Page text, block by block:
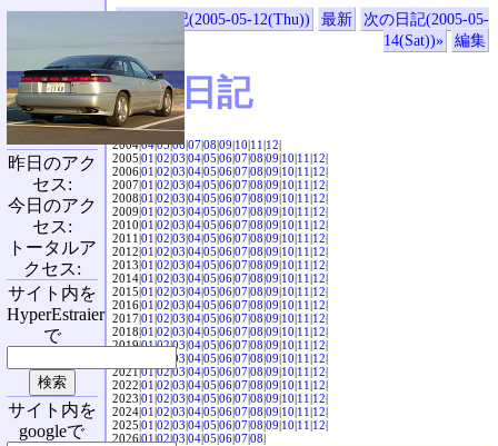
«前の日記(2005-05-12(Thu)) 最新
次の日記(2005-05-
14(Sat))»
編集
SVX日記
2004|04|05|06|07|08|09|10|11|12|
2005|01|02|03|04|05|06|07|08|09|10|11|12|
2006|01|02|03|04|05|06|07|08|09|10|11|12|
2007|01|02|03|04|05|06|07|08|09|10|11|12|
2008|01|02|03|04|05|06|07|08|09|10|11|12|
2009|01|02|03|04|05|06|07|08|09|10|11|12|
2010|01|02|03|04|05|06|07|08|09|10|11|12|
2011|01|02|03|04|05|06|07|08|09|10|11|12|
2012|01|02|03|04|05|06|07|08|09|10|11|12|
2013|01|02|03|04|05|06|07|08|09|10|11|12|
2014|01|02|03|04|05|06|07|08|09|10|11|12|
2015|01|02|03|04|05|06|07|08|09|10|11|12|
2016|01|02|03|04|05|06|07|08|09|10|11|12|
2017|01|02|03|04|05|06|07|08|09|10|11|12|
2018|01|02|03|04|05|06|07|08|09|10|11|12|
2019|01|02|03|04|05|06|07|08|09|10|11|12|
03|04|05|06|07|08|09|10|11|12|
2021|01|02|03|04|05|06|07|08|09|10|11|12|
2022|01|02|03|04|05|06|07|08|09|10|11|12|
2023|01|02|03|04|05|06|07|08|09|10|11|12|
2024|01|02|03|04|05|06|07|08|09|10|11|12|
2025|01|02|03|04|05|06|07|08|09|10|11|12|
2026|01|02|03|04|05|06|07|08|
昨日のアク
セス:
今日のアク
セス:
トータルア
クセス:
サイト内を
HyperEstraier
で
サイト内を
googleで